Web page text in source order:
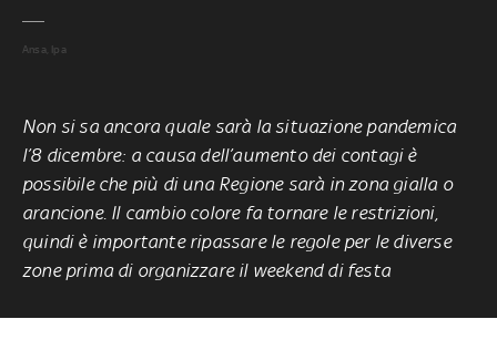
Ansa, Ipa
Non si sa ancora quale sarà la situazione pandemica
l’8 dicembre: a causa dell’aumento dei contagi è
possibile che più di una Regione sarà in zona gialla o
arancione. Il cambio colore fa tornare le restrizioni,
quindi è importante ripassare le regole per le diverse
zone prima di organizzare il weekend di festa